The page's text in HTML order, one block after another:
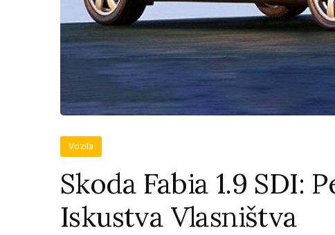
Vozila
Skoda Fabia 1.9 SDI:
Iskustva Vlasništva